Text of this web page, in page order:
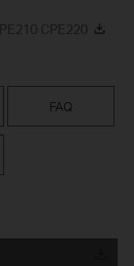
CPE220
FAQ